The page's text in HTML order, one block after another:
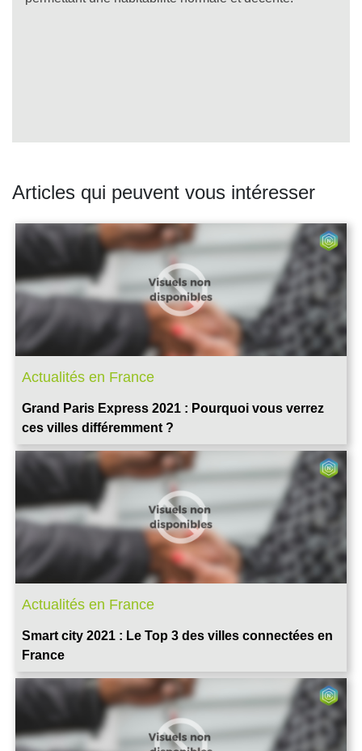
Articles qui peuvent vous intéresser
Actualités en France
Grand Paris Express 2021 : Pourquoi vous verrez
ces villes différemment ?
Actualités en France
Smart city 2021 : Le Top 3 des villes connectées en
France